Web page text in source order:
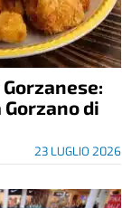
di
23 LUGLIO 2026